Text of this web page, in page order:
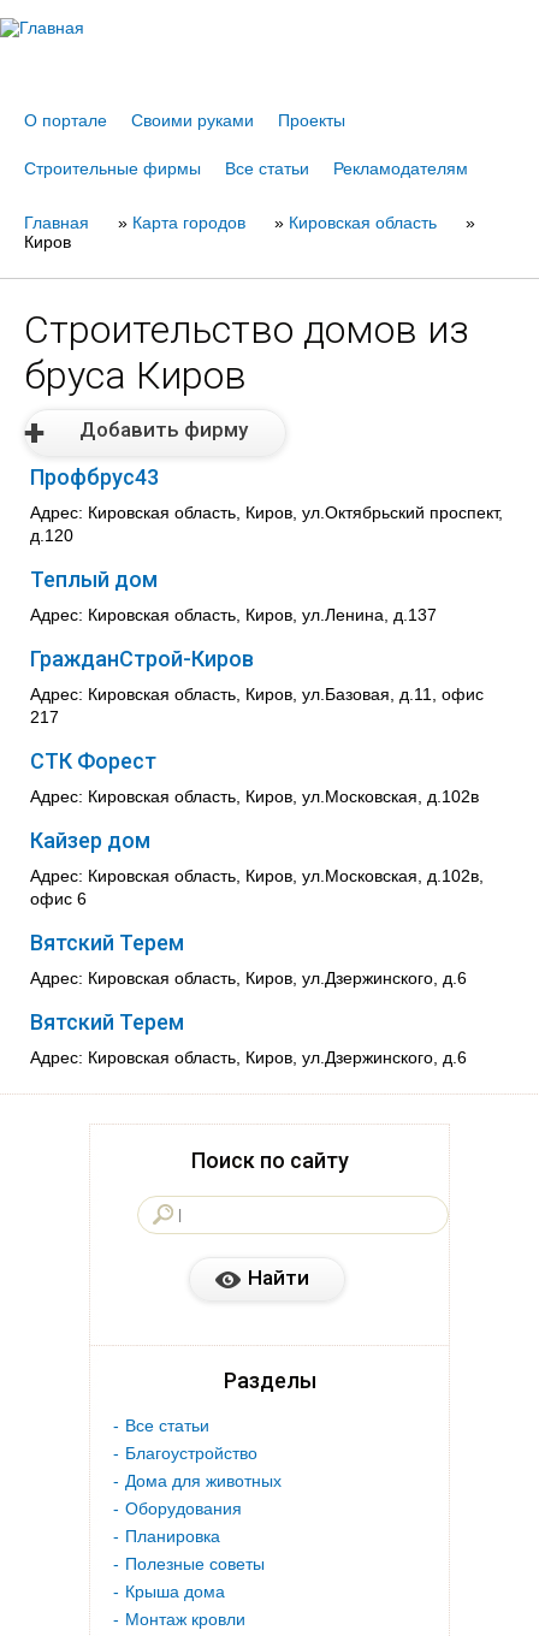
О портале Своими руками Проекты
Строительные фирмы Все статьи Рекламодателям
Вы
Главная » Карта городов » Кировская область
»
Киров
Строительство домов из
бруса Киров
Добавить фирму
Профбрус43
Адрес: Кировская область, Киров, ул.Октябрьский проспект,
д.120
Теплый дом
Адрес: Кировская область, Киров, ул.Ленина, д.137
ГражданСтрой-Киров
Адрес: Кировская область, Киров, ул.Базовая, д.11, офис
217
СТК Форест
Адрес: Кировская область, Киров, ул.Московская, д.102в
Кайзер дом
Адрес: Кировская область, Киров, ул.Московская, д.102в,
офис 6
Вятский Терем
Адрес: Кировская область, Киров, ул.Дзержинского, д.6
Вятский Терем
Адрес: Кировская область, Киров, ул.Дзержинского, д.6
Поиск по сайту
Разделы
Все статьи
Благоустройство
Дома для животных
Оборудования
Планировка
Полезные советы
Крыша дома
Монтаж кровли